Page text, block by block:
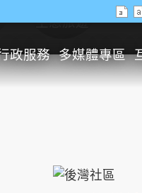
政服務 多媒體專區
生態旅遊